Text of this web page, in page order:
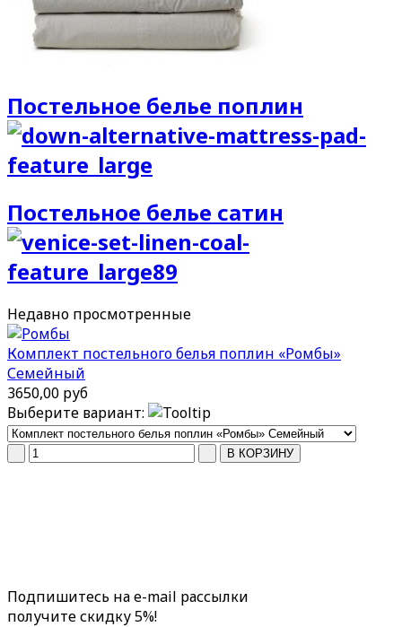
Постельное белье поплин
Постельное белье сатин
Недавно просмотренные
Комплект постельного белья поплин «Ромбы»
Семейный
3650,00 руб
Выберите вариант:
Подпишитесь на e-mail рассылки
получите скидку 5%!